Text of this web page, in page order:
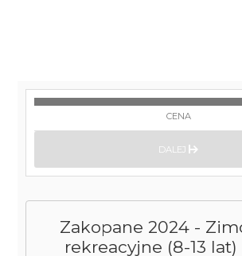
Zakopane 2024 -
rekreacyjne (8-13
CENA
DALEJ